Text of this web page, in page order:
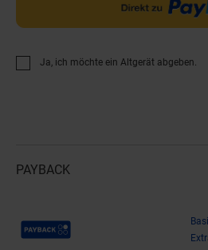
Ja, ich möchte ein Altgerät abgeben.
PAYBACK
Payback Punkte